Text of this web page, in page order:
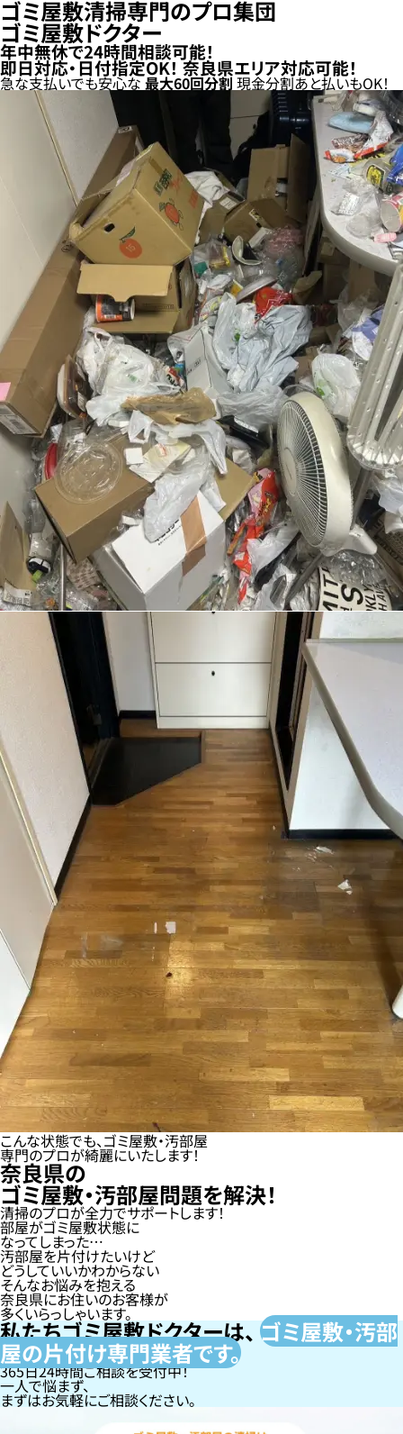
ゴミ屋敷清掃専門のプロ集団
ゴミ屋敷ドクター
年中無休で24時間相談可能！
即日対応・日付指定OK！ 奈良県エリア対応可能！
急な支払いでも安心な最大60回分割現金分割あと払いもOK！
こんな状態でも、ゴミ屋敷・汚部屋
専門のプロが綺麗にいたします！
奈良県の
ゴミ屋敷・汚部屋問題を解決！
清掃のプロが全力でサポートします！
部屋がゴミ屋敷状態に
なってしまった…
汚部屋を片付けたいけど
どうしていいかわからない
そんなお悩みを抱える
奈良県にお住いのお客様が
多くいらっしゃいます。
私たちゴミ屋敷ドクターは、ゴミ屋敷・汚部
屋の片付け専門業者です。
365日24時間ご相談を受付中！
一人で悩まず、
まずはお気軽にご相談ください。